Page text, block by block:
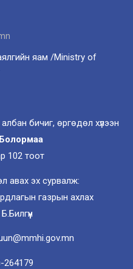
яам /Ministry of
бичиг, өргөдөл хүлээн
102 тоот
авах эх сурвалж:
газрын ахлах
264179